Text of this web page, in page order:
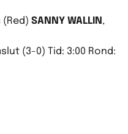
(Red) SANNY WALLIN ,
(3-0) Tid: 3:00 Rond: